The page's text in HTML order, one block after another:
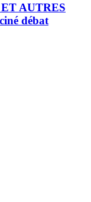
AUTRES
débat